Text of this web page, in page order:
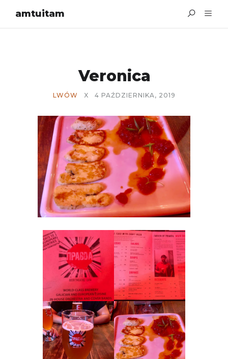
amtuitam
Veronica
LWÓW X 4 PAŹDZIERNIKA, 2019